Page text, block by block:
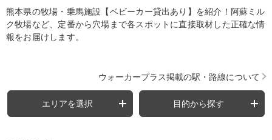
熊本県の牧場・乗馬施設【ベビーカー貸出あり】を紹介！阿蘇ミル
ク牧場など、定番から穴場まで各スポットに直接取材した正確な情
報をお届けします。
ウォーカープラス掲載の駅・路線について
エリアを選択 目的から探す